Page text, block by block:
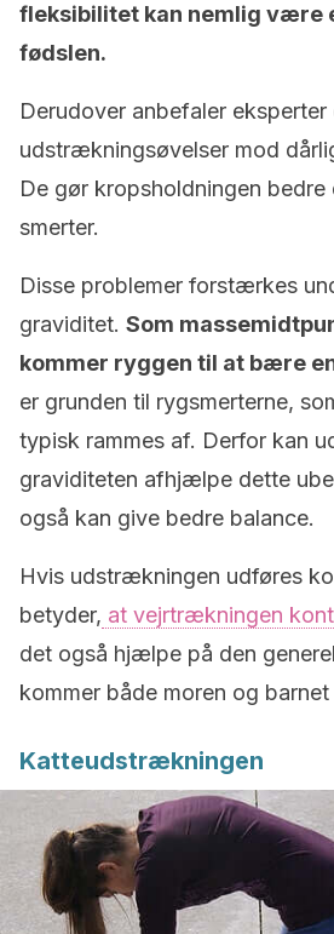
fleksibilitet kan nemlig være
fødslen.
Derudover anbefaler eksperter
udstrækningsøvelser mod
De gør kropsholdningen
smerter.
Disse problemer forstærkes
graviditet. Som
kommer ryggen til at bære
er grunden til rygsmerterne,
typisk rammes af. Derfor kan
graviditeten afhjælpe dette
også kan give bedre balance.
Hvis udstrækningen udføres
betyder, at vejrtrækningen
det også hjælpe på den
kommer både moren og
Katteudstrækningen